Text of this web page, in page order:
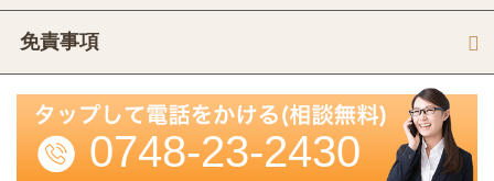
免責事項
0748-23-2430